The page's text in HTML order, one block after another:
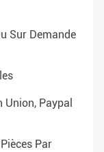
Sur Demande
Union, Paypal
Par